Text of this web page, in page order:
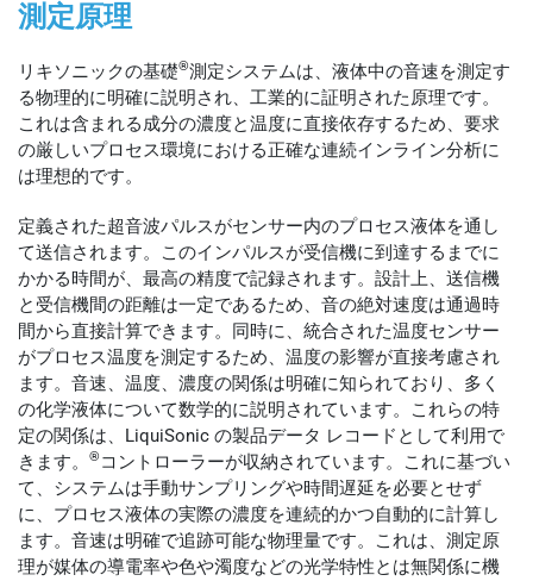
測定原理
リキソニックの基礎®測定システムは、液体中の音速を測定す
る物理的に明確に説明され、工業的に証明された原理です。
これは含まれる成分の濃度と温度に直接依存するため、要求
の厳しいプロセス環境における正確な連続インライン分析に
は理想的です。
定義された超音波パルスがセンサー内のプロセス液体を通し
て送信されます。このインパルスが受信機に到達するまでに
かかる時間が、最高の精度で記録されます。設計上、送信機
と受信機間の距離は一定であるため、音の絶対速度は通過時
間から直接計算できます。同時に、統合された温度センサー
がプロセス温度を測定するため、温度の影響が直接考慮され
ます。音速、温度、濃度の関係は明確に知られており、多く
の化学液体について数学的に説明されています。これらの特
定の関係は、LiquiSonic の製品データ レコードとして利用で
きます。
® コントローラーが収納されています。これに基づい
て、システムは手動サンプリングや時間遅延を必要とせず
に、プロセス液体の実際の濃度を連続的かつ自動的に計算し
ます。音速は明確で追跡可能な物理量です。これは、測定原
理が媒体の導電率や色や濁度などの光学特性とは無関係に機